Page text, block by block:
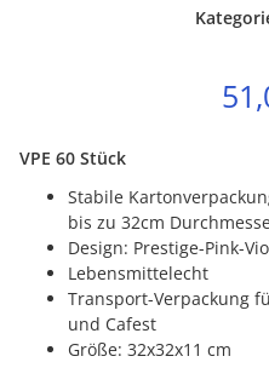
VPE 60 Stück
Stabile
bis zu 32cm
Design: Prestige-Pink-
Lebensmittelecht
Transport-Verpackung
und Cafest
Größe: 32x32x11 cm